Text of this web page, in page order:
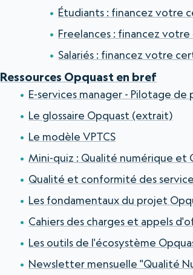
Étudiants : financez votre
Freelances : financez
Salariés : financez votre
Ressources Opquast en bref
E-services manager - Pilotage
Le glossaire Opquast (extrait)
Le modèle VPTCS
Mini-quiz : Qualité numérique et
Qualité et conformité des
Les fondamentaux du projet
Cahiers des charges et appels
Les outils de l'écosystème
Newsletter mensuelle "Qualité